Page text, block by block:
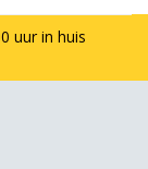
uur in huis